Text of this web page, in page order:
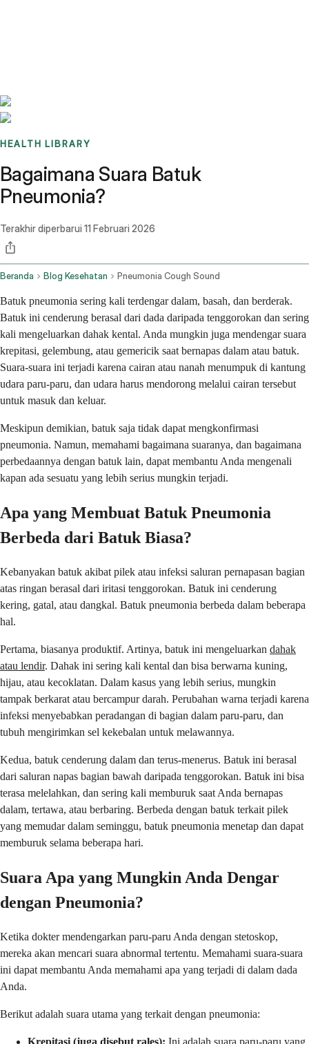
HEALTH LIBRARY
Bagaimana Suara Batuk
Pneumonia?
Terakhir diperbarui 11 Februari 2026
Beranda Blog Kesehatan Pneumonia Cough Sound
Batuk pneumonia sering kali terdengar dalam, basah, dan berderak.
Batuk ini cenderung berasal dari dada daripada tenggorokan dan sering
kali mengeluarkan dahak kental. Anda mungkin juga mendengar suara
krepitasi, gelembung, atau gemericik saat bernapas dalam atau batuk.
Suara-suara ini terjadi karena cairan atau nanah menumpuk di kantung
udara paru-paru, dan udara harus mendorong melalui cairan tersebut
untuk masuk dan keluar.
Meskipun demikian, batuk saja tidak dapat mengkonfirmasi
pneumonia. Namun, memahami bagaimana suaranya, dan bagaimana
perbedaannya dengan batuk lain, dapat membantu Anda mengenali
kapan ada sesuatu yang lebih serius mungkin terjadi.
Apa yang Membuat Batuk Pneumonia
Berbeda dari Batuk Biasa?
Kebanyakan batuk akibat pilek atau infeksi saluran pernapasan bagian
atas ringan berasal dari iritasi tenggorokan. Batuk ini cenderung
kering, gatal, atau dangkal. Batuk pneumonia berbeda dalam beberapa
hal.
Pertama, biasanya produktif. Artinya, batuk ini mengeluarkan dahak
atau lendir. Dahak ini sering kali kental dan bisa berwarna kuning,
hijau, atau kecoklatan. Dalam kasus yang lebih serius, mungkin
tampak berkarat atau bercampur darah. Perubahan warna terjadi karena
infeksi menyebabkan peradangan di bagian dalam paru-paru, dan
tubuh mengirimkan sel kekebalan untuk melawannya.
Kedua, batuk cenderung dalam dan terus-menerus. Batuk ini berasal
dari saluran napas bagian bawah daripada tenggorokan. Batuk ini bisa
terasa melelahkan, dan sering kali memburuk saat Anda bernapas
dalam, tertawa, atau berbaring. Berbeda dengan batuk terkait pilek
yang memudar dalam seminggu, batuk pneumonia menetap dan dapat
memburuk selama beberapa hari.
Suara Apa yang Mungkin Anda Dengar
dengan Pneumonia?
Ketika dokter mendengarkan paru-paru Anda dengan stetoskop,
mereka akan mencari suara abnormal tertentu. Memahami suara-suara
ini dapat membantu Anda memahami apa yang terjadi di dalam dada
Anda.
Berikut adalah suara utama yang terkait dengan pneumonia:
Krepitasi (juga disebut rales): Ini adalah suara paru-paru yang